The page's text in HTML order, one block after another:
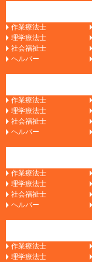
作業療法士
理学療法士
社会福祉士
ヘルパー
作業療法士
理学療法士
社会福祉士
ヘルパー
作業療法士
理学療法士
社会福祉士
ヘルパー
作業療法士
理学療法士